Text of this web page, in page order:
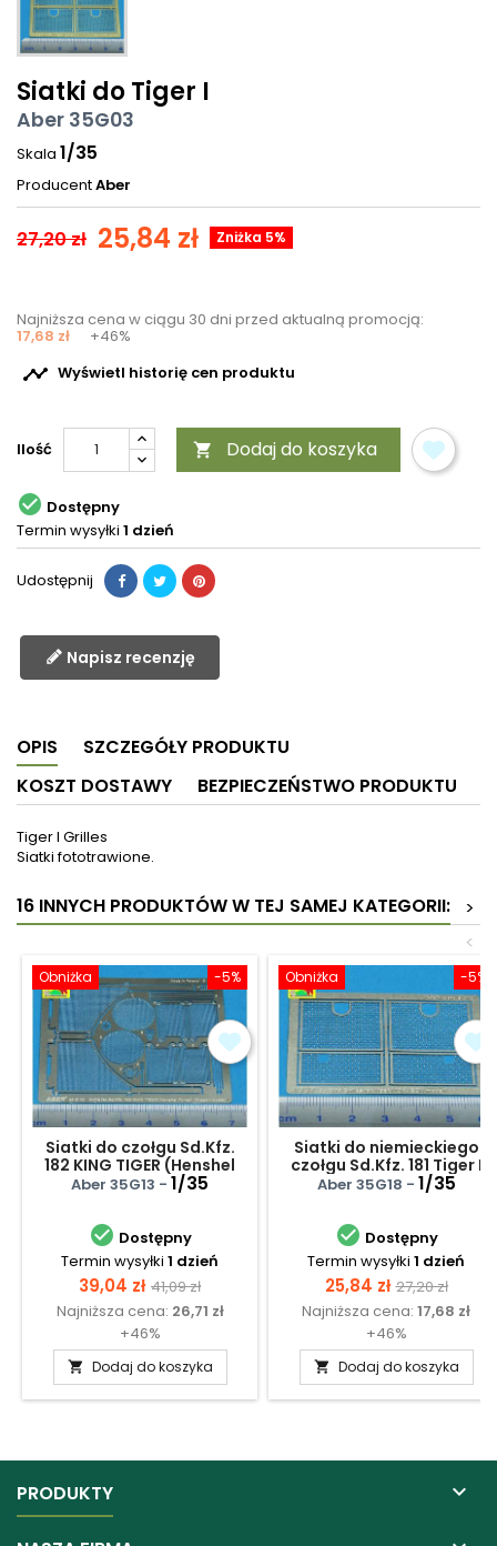
Siatki do Tiger I
Aber 35G03
Skala 1/35
ProducentAber
27,20 zł 25,84 zł Zniżka 5%
Najniższa cena w ciągu 30 dni przed aktualną promocją:
17,68 zł +46%
 Wyświetl historię cen produktu
Ilość  Dodaj do koszyka
 Dostępny
Termin wysyłki 1 dzień
Udostępnij
Napisz recenzję
OPIS
SZCZEGÓŁY PRODUKTU
KOSZT DOSTAWY
BEZPIECZEŃSTWO PRODUKTU
Tiger I Grilles
Siatki fototrawione.
16 INNYCH PRODUKTÓW W TEJ SAMEJ KATEGORII:
>
<
-5%
Obniżka
Siatki do czołgu Sd.Kfz.
182 KING TIGER (Henshel
Turret)
Aber 35G13 - 1/35
 Dostępny
Termin wysyłki 1 dzień
Cena
39,04 zł Cena
podstawowa
41,09 zł
Najniższa cena: 26,71 zł
+46%
 Dodaj do koszyka
-5%
Obniżka
Siatki do niemieckiego
czołgu Sd.Kfz. 181 Tiger I
Aber 35G18 - 1/35
 Dostępny
Termin wysyłki 1 dzień
Cena
25,84 zł Cena
27,20 zł
Najniższa cena: 17,68 zł
+46%
 Dodaj do koszyka
PRODUKTY 